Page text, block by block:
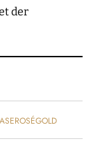
der
ROSÉGOLD